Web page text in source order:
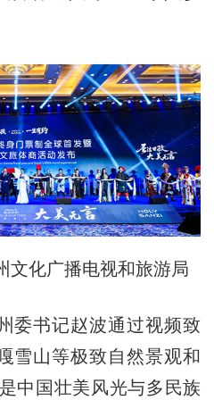
文化广播电视和旅游局
书记赵波通过视频致
雪山等极致自然景观和
中国壮美风光与多民族